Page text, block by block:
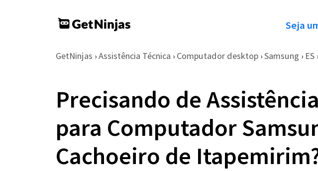
Seja
GetNinjas › Assistência Técnica › Computador desktop › Samsung › ES ›
Precisando de
para Computador
Cachoeiro de